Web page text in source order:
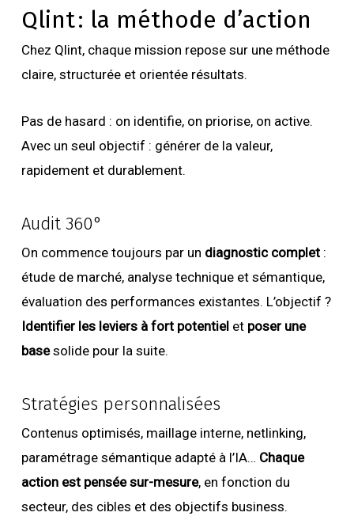
Qlint : la méthode d’action
Chez Qlint, chaque mission repose sur une méthode
claire, structurée et orientée résultats.
Pas de hasard : on identifie, on priorise, on active.
Avec un seul objectif : générer de la valeur,
rapidement et durablement.
Audit 360°
On commence toujours par un diagnostic complet:
étude de marché, analyse technique et sémantique,
évaluation des performances existantes. L’objectif ?
Identifier les leviers à fort potentielet poser une
basesolide pour la suite.
Stratégies personnalisées
Contenus optimisés, maillage interne, netlinking,
paramétrage sémantique adapté à l’IA… Chaque
action est pensée sur-mesure, en fonction du
secteur, des cibles et des objectifs business.